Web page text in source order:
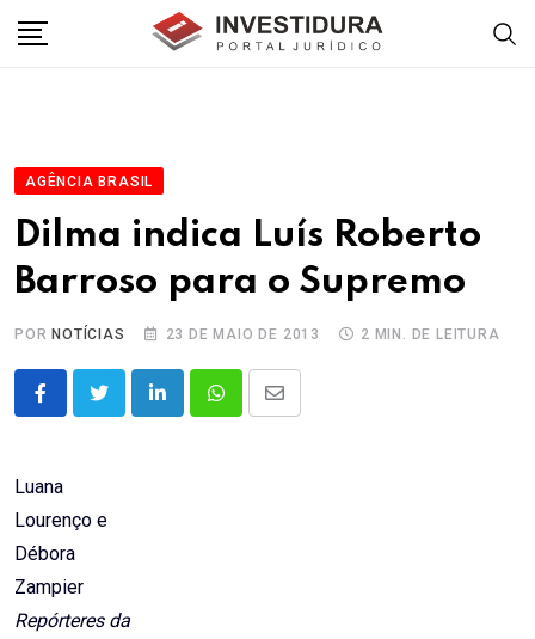
AGÊNCIA BRASIL
Dilma indica Luís Roberto
Barroso para o Supremo
POR NOTÍCIAS 23 DE MAIO DE 2013 2 MIN. DE LEITURA
LinkedInWhatsappShare
Luana
Lourenço e
Débora
Zampier
Repórteres da